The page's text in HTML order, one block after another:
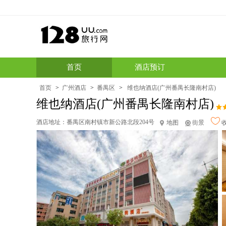
首页 酒店预订
首页 > 广州酒店 > 番禺区 > 维也纳酒店(广州番禺长隆南村店)
维也纳酒店(广州番禺长隆南村店)
酒店地址： 番禺区南村镇市新公路北段204号 地图 街景